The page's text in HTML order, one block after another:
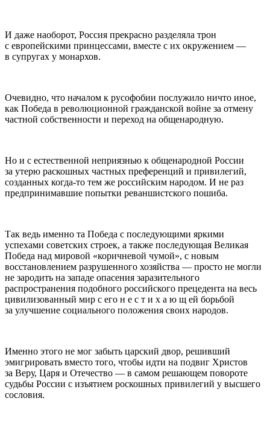
И даже наоборот, Россия прекрасно разделяла трон
с европейскими принцессами, вместе с их окружением —
в супругах у монархов.
Очевидно, что началом к русофобии послужило ничто иное,
как Победа в революционной гражданской войне за отмену
частной собственности и переход на общенародную.
Но и с естественной неприязнью к общенародной России
за утерю раскошных частных преференций и привилегий,
созданных когда-то тем же российским народом. И не раз
предпринимавшие попытки реваншистского пошиба.
Так ведь именно та Победа с последующими яркими
успехами советских строек, а также последующая Великая
Победа над мировой «коричневой чумой», с новым
восстановлением разрушенного хозяйства — просто не могли
не зародить на западе опасения заразительного
распространения подобного российского прецедента на весь
цивилизованный мир с его н е с т и х а ю щ ей борьбой
за улучшение социального положения своих народов.
Именно этого не мог забыть царский двор, решивший
эмигрировать вместо того, чтобы идти на подвиг Христов
за Веру, Царя и Отечество — в самом решающем повороте
судьбы России с изъятием роскошных привилегий у высшего
сословия.